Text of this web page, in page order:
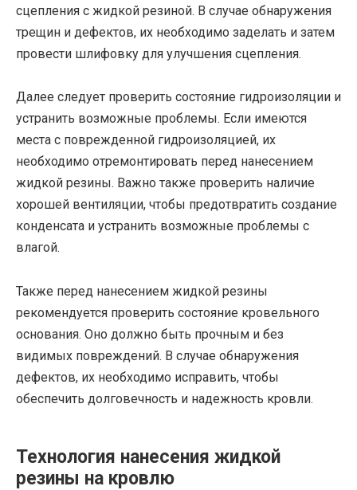
сцепления с жидкой резиной. В случае обнаружения
трещин и дефектов, их необходимо заделать и затем
провести шлифовку для улучшения сцепления.
Далее следует проверить состояние гидроизоляции и
устранить возможные проблемы. Если имеются
места с поврежденной гидроизоляцией, их
необходимо отремонтировать перед нанесением
жидкой резины. Важно также проверить наличие
хорошей вентиляции, чтобы предотвратить создание
конденсата и устранить возможные проблемы с
влагой.
Также перед нанесением жидкой резины
рекомендуется проверить состояние кровельного
основания. Оно должно быть прочным и без
видимых повреждений. В случае обнаружения
дефектов, их необходимо исправить, чтобы
обеспечить долговечность и надежность кровли.
Технология нанесения жидкой
резины на кровлю